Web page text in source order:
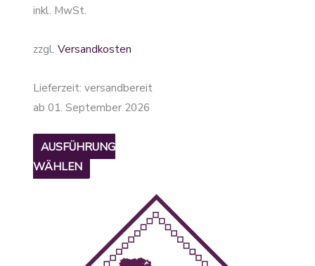
inkl. MwSt.
zzgl. Versandkosten
Lieferzeit: versandbereit
ab 01. September 2026
AUSFÜHRUNG
WÄHLEN